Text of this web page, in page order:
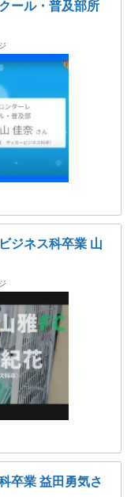
ール・普及部所
ジネス科卒業 山
卒業 益田勇気さ